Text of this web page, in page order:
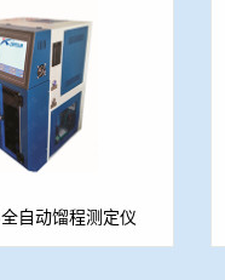
自动馏程测定仪